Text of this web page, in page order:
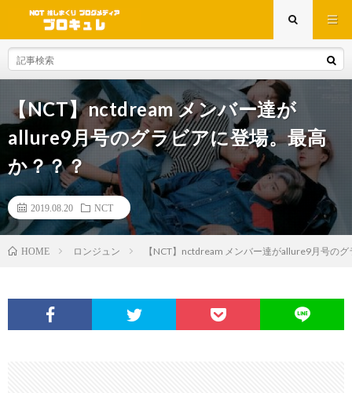
【NCT】nctdream メンバー達が
allure9月号のグラビアに登場。最高
か？？？
2019.08.20 NCT
HOME ロンジュン 【NCT】nctdream メンバー達がallure9月号の